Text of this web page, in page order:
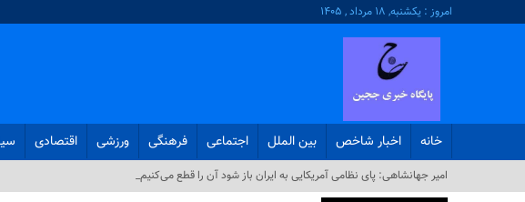
امروز : یکشنبه, ۱۸ مرداد , ۱۴۰۵
خانه اخبار شاخص بین الملل اجتماعی فرهنگی ورزشی اقتصادی
امیر جهانشاهی: پای نظامی آمریکایی به ایران باز شود آن را قطع می‌کنیم_